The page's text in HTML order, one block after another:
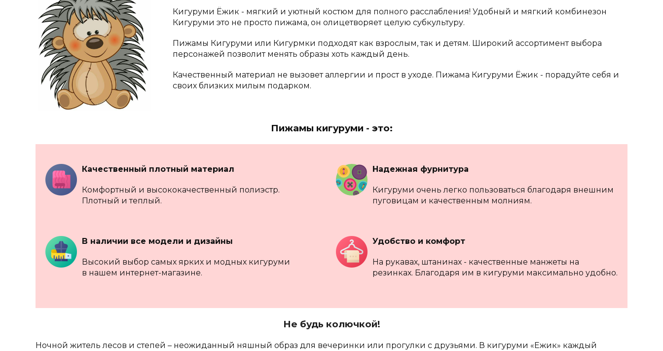
Кигуруми Ёжик - мягкий и уютный костюм для полного расслабления! Удобный и мягкий комбинезон
Кигуруми это не просто пижама, он олицетворяет целую субкультуру.
Пижамы Кигуруми или Кигурмки подходят как взрослым, так и детям. Широкий ассортимент выбора
персонажей позволит менять образы хоть каждый день.
Качественный материал не вызовет аллергии и прост в уходе. Пижама Кигуруми Ёжик - порадуйте себя и
своих близких милым подарком.
Пижамы кигуруми - это:
Качественный плотный материал
Комфортный и высококачественный полиэстр.
Плотный и теплый.
Надежная фурнитура
Кигуруми очень легко пользоваться благодаря внешним
пуговицам и качественным молниям.
В наличии все модели и дизайны
Высокий выбор самых ярких и модных кигуруми
в нашем интернет-магазине.
Удобство и комфорт
На рукавах, штанинах - качественные манжеты на
резинках. Благодаря им в кигуруми максимально удобно.
Не будь колючкой!
Ночной житель лесов и степей – неожиданный няшный образ для вечеринки или прогулки с друзьями. В кигуруми «Ежик» каждый